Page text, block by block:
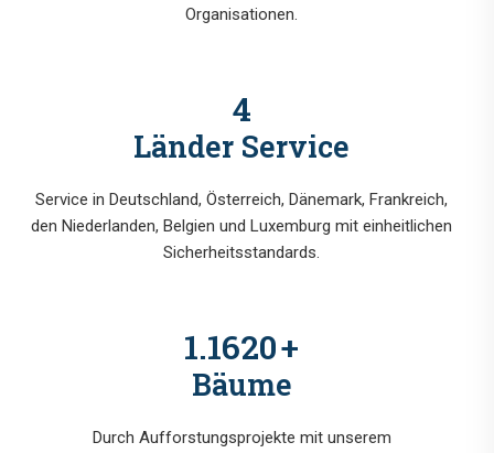
Organisationen.
5
Länder Service
Service in Deutschland, Österreich, Dänemark, Frankreich,
den Niederlanden, Belgien und Luxemburg mit einheitlichen
Sicherheitsstandards.
1.4720 +
Bäume
Durch Aufforstungsprojekte mit unserem